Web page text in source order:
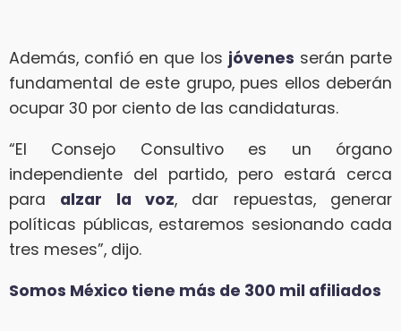
Además, confió en que los jóvenes serán parte
fundamental de este grupo, pues ellos deberán
ocupar 30 por ciento de las candidaturas.
“El Consejo Consultivo es un órgano
independiente del partido, pero estará cerca
para alzar la voz, dar repuestas, generar
políticas públicas, estaremos sesionando cada
tres meses”, dijo.
Somos México tiene más de 300 mil afiliados